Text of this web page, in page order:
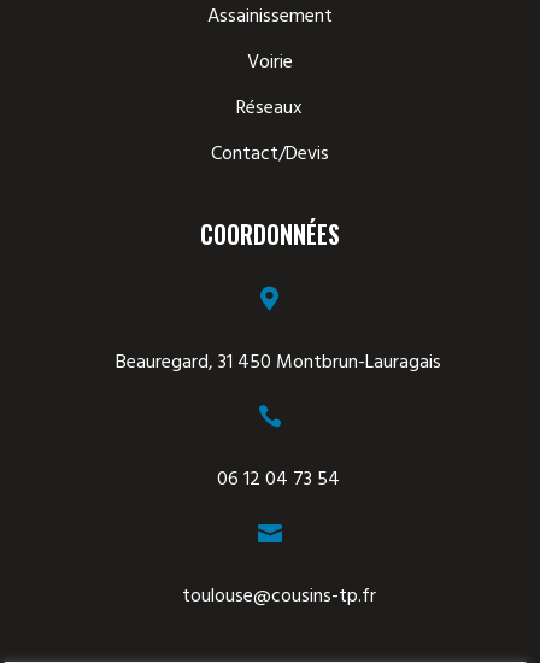
Assainissement
Voirie
Réseaux
Contact/Devis
COORDONNÉES

Beauregard, 31 450 Montbrun-Lauragais

06 12 04 73 54

toulouse@cousins-tp.fr